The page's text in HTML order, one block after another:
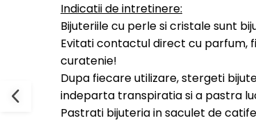
Indicatii de intretinere:
Bijuteriile cu perle si cristale sunt
Evitati contactul direct cu parfum,
curatenie!
Dupa fiecare utilizare, stergeti
indeparta transpiratia si a pastra
Pastrati bijuteria in saculet de